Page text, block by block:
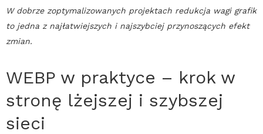
W dobrze zoptymalizowanych projektach redukcja wagi grafik
to jedna z najłatwiejszych i najszybciej przynoszących efekt
zmian.
WEBP w praktyce – krok w
stronę lżejszej i szybszej
sieci